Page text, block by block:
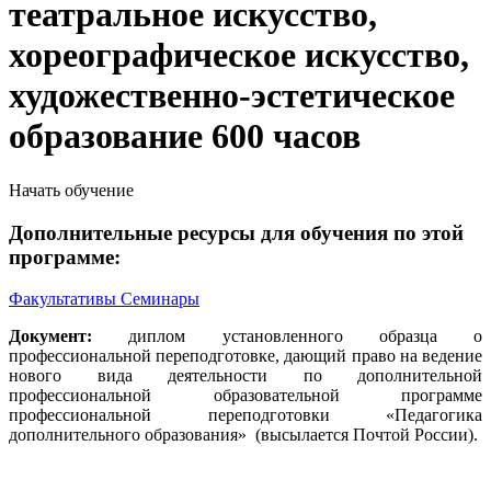
театральное искусство,
хореографическое искусство,
художественно-эстетическое
образование 600 часов
Начать обучение
Дополнительные ресурсы для обучения по этой
программе:
Факультативы Семинары
Документ: диплом установленного образца о
профессиональной переподготовке, дающий право на ведение
нового вида деятельности по дополнительной
профессиональной образовательной программе
профессиональной переподготовки «Педагогика
дополнительного образования» (высылается Почтой России).